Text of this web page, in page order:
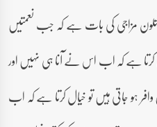
متلون مزاجی کی بات ہے کہ جب نعمتیں
ہے کہ اب اس نے آنا ہی نہیں اور
ہو جاتی ہیں تو خیال کرتا ہے کہ اب